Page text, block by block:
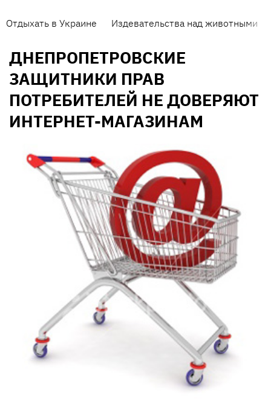
Отдыхать в Украине Издевательства над животными
ДНЕПРОПЕТРОВСКИЕ
ЗАЩИТНИКИ ПРАВ
ПОТРЕБИТЕЛЕЙ НЕ ДОВЕРЯЮТ
ИНТЕРНЕТ-МАГАЗИНАМ